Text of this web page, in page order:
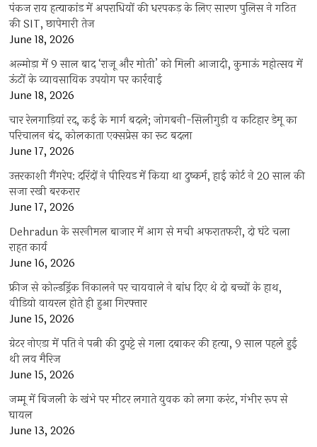
पंकज राय हत्याकांड में अपराधियों की धरपकड़ के लिए सारण पुलिस ने गठित
की SIT, छापेमारी तेज
June 18, 2026
अल्मोड़ा में 9 साल बाद ‘राजू और मोती’ को मिली आजादी, कुमाऊं महोत्सव में
ऊंटों के व्यावसायिक उपयोग पर कार्रवाई
June 18, 2026
चार रेलगाड़ियां रद, कई के मार्ग बदले; जोगबनी-सिलीगुड़ी व कटिहार डेमू का
परिचालन बंद, कोलकाता एक्सप्रेस का रूट बदला
June 17, 2026
उत्तरकाशी गैंगरेप: दरिंदों ने पीरियड में किया था दुष्कर्म, हाई कोर्ट ने 20 साल की
सजा रखी बरकरार
June 17, 2026
Dehradun के सरनीमल बाजार में आग से मची अफरातफरी, दो घंटे चला
राहत कार्य
June 16, 2026
फ्रीज से कोल्डड्रिंक निकालने पर चायवाले ने बांध दिए थे दो बच्चों के हाथ,
वीडियो वायरल होते ही हुआ गिरफ्तार
June 15, 2026
ग्रेटर नोएडा में पति ने पत्नी की दुपट्टे से गला दबाकर की हत्या, 9 साल पहले हुई
थी लव मैरिज
June 15, 2026
जम्मू में बिजली के खंभे पर मीटर लगाते युवक को लगा करंट, गंभीर रूप से
घायल
June 13, 2026